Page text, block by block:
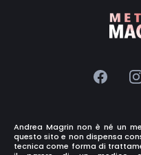
Andrea Magrin non è né un
questo sito e non dispensa
tecnica come forma di